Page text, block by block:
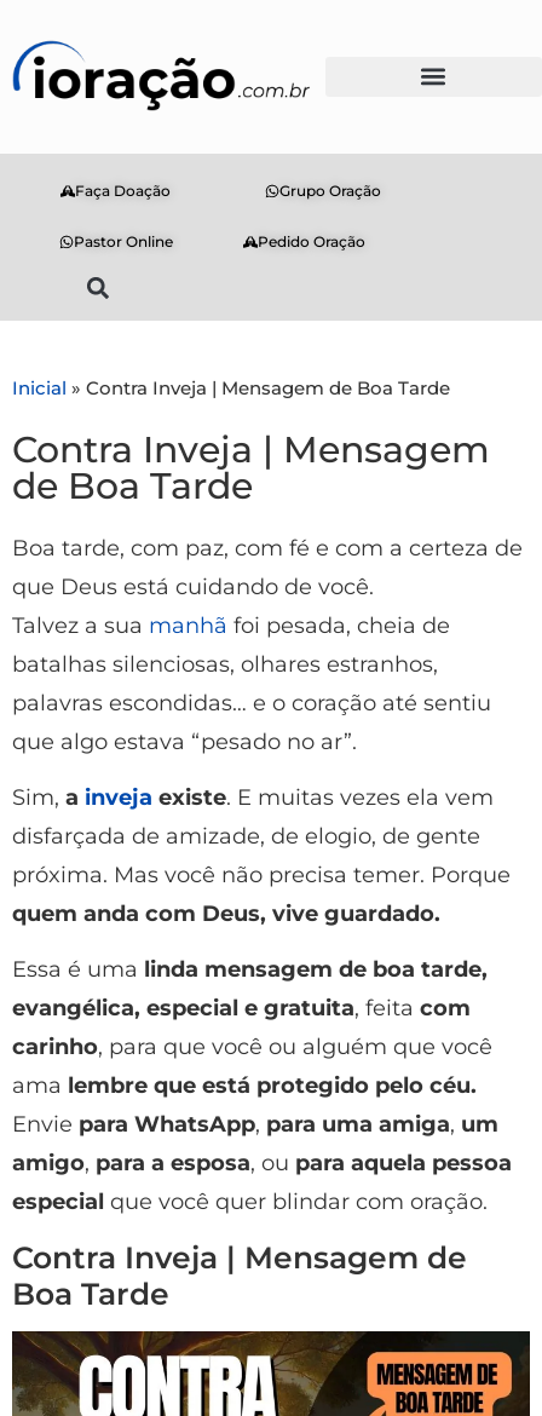
Faça Doação Grupo Oração
Pastor Online Pedido Oração
Inicial » Contra Inveja | Mensagem de Boa Tarde
Contra Inveja | Mensagem
de Boa Tarde
Boa tarde, com paz, com fé e com a certeza de
que Deus está cuidando de você.
Talvez a sua manhã foi pesada, cheia de
batalhas silenciosas, olhares estranhos,
palavras escondidas… e o coração até sentiu
que algo estava “pesado no ar”.
Sim, a inveja existe. E muitas vezes ela vem
disfarçada de amizade, de elogio, de gente
próxima. Mas você não precisa temer. Porque
quem anda com Deus, vive guardado.
Essa é uma linda mensagem de boa tarde,
evangélica, especial e gratuita, feita com
carinho, para que você ou alguém que você
ama lembre que está protegido pelo céu.
Envie para WhatsApp, para uma amiga, um
amigo, para a esposa, ou para aquela pessoa
especial que você quer blindar com oração.
Contra Inveja | Mensagem de
Boa Tarde